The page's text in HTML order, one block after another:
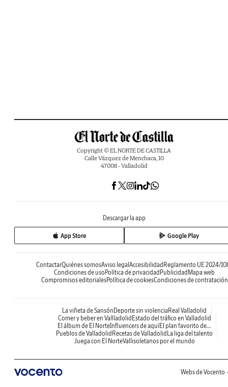
Copyright © EL NORTE DE CASTILLA
Calle Vázquez de Menchaca, 10
47008 - Valladolid
Descargar la app
App Store Google Play
ContactarQuiénes somosAviso legal Accesibilidad Reglamento UE 2024/
Condiciones de uso Política de privacidad Publicidad Mapa web
Compromisos editorialesPolítica de cookiesCondiciones de contratación
La viñeta de Sansón Deporte sin violencia Real Valladolid
Comer y beber en Vallladolid Estado del tráfico en Valladolid
El álbum de El NorteInfluencers de aquíEl plan favorito de...
Pueblos de Valladolid Recetas de Valladolid La liga del talento
Juega con El NorteVallisoletanos por el mundo
Webs de Vocento